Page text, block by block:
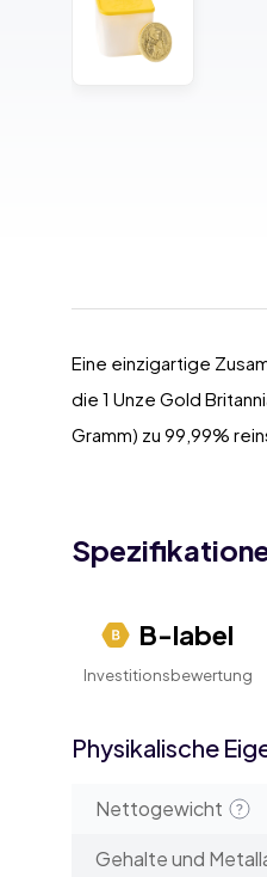
Eine einzigartige
die 1 Unze Gold
Gramm) zu 99,99%
B-label
Investitionsbewertung
Physikalische
Nettogewicht
Gehalte und